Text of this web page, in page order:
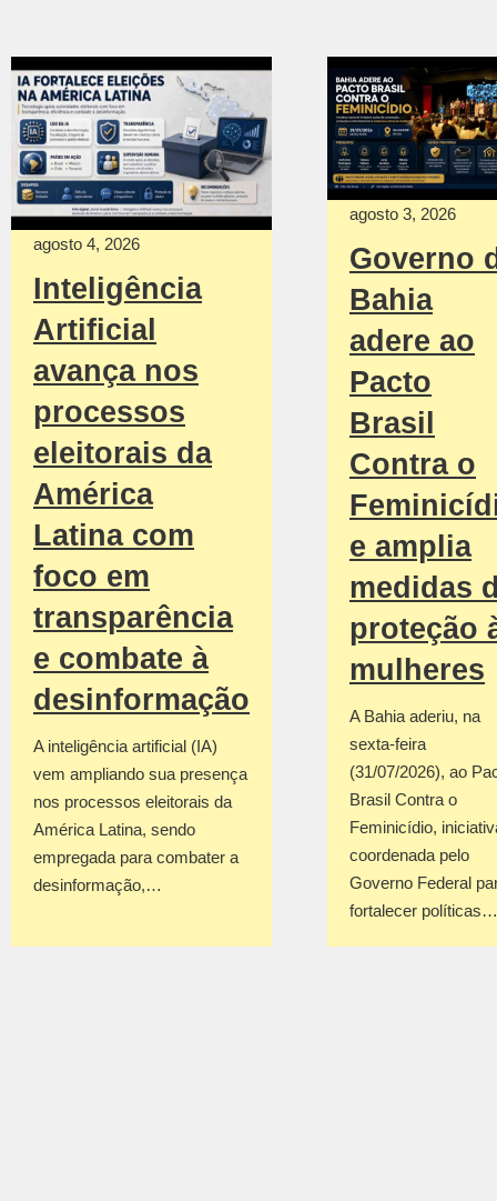
agosto 4, 2026
Inteligência
Artificial
avança nos
processos
eleitorais da
América
Latina com
foco em
transparência
e combate à
desinformação
A inteligência artificial (IA)
vem ampliando sua presença
nos processos eleitorais da
América Latina, sendo
empregada para combater a
desinformação,…
agosto 3, 2026
Governo
Bahia
adere ao
Pacto
Brasil
Contra o
e amplia
medidas
proteção
mulheres
A Bahia aderiu, na
sexta-feira
(31/07/2026), ao
Brasil Contra o
Feminicídio,
coordenada pelo
Governo Federal
fortalecer políticas…